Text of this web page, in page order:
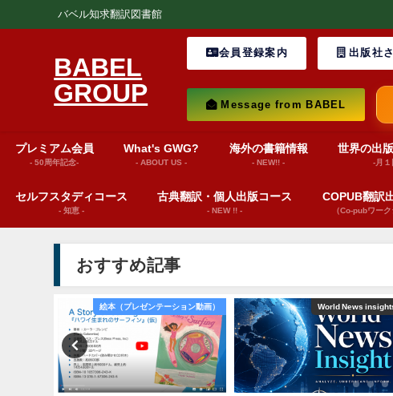
バベル知求翻訳図書館
BABEL
GROUP
会員登録案内 出版社
Message from BABEL
プレミアム会員
- 50周年記念-
What's GWG?
- ABOUT US -
海外の書籍情報
- NEW!! -
世界の出
-月１
セルフスタディコース
- 知恵 -
古典翻訳・個人出版コース
- NEW !! -
COPUB翻訳
（Co-pubワーク
おすすめ記事
絵本（プレゼンテーション動画） World News